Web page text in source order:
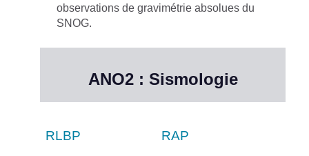
observations de gravimétrie absolues du
SNOG.
ANO2 : Sismologie
RLBP RAP